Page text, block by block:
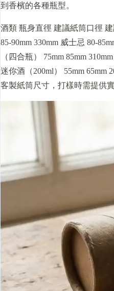
到香檳的各種瓶型。
酒類 瓶身直徑 建議紙筒口徑
85-90mm 330mm 威士忌 80-
（四合瓶） 75mm 85mm
迷你酒（200ml） 55mm 65mm
客製紙筒尺寸， 打樣時需提供